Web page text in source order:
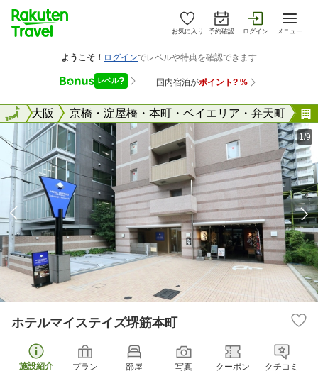
お気に入り 予約確認 ログイン メニュー
府 大阪 京橋・淀屋橋・本町・ベイエリア・弁天町
全国
1/9
ホテルマイステイズ堺筋本町
施設紹介 プラン 部屋 写真 クーポン クチコミ